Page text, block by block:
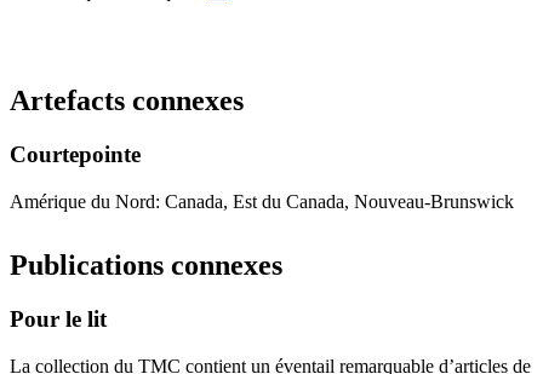
Artefacts connexes
Courtepointe
Amérique du Nord: Canada, Est du Canada, Nouveau-Brunswick
Publications connexes
Pour le lit
La collection du TMC contient un éventail remarquable d’articles de